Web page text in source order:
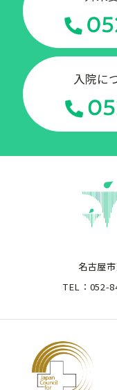
入院に
名古屋
TEL：052-